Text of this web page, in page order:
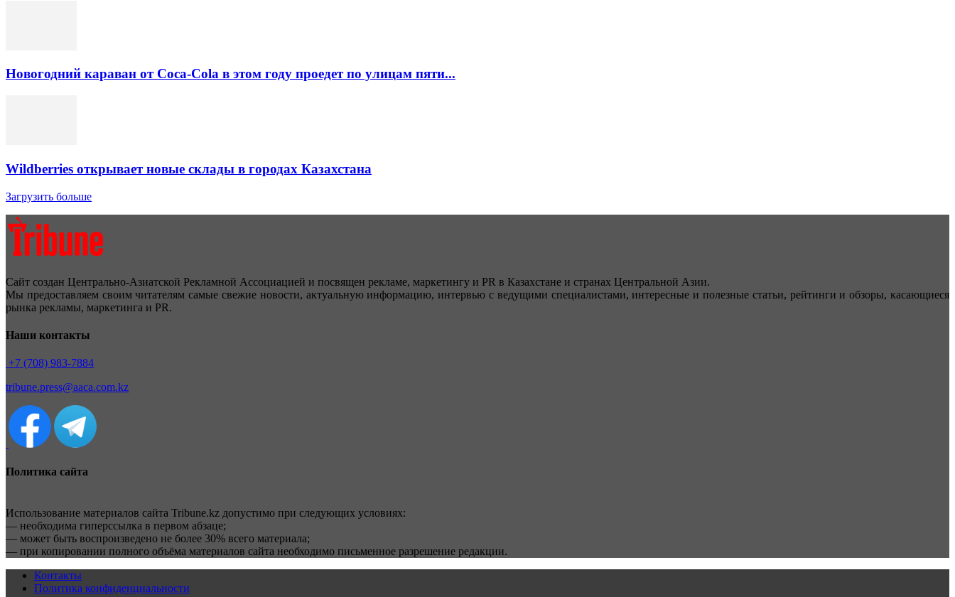
Новогодний караван от Coca-Cola в этом году проедет по улицам пяти...
Wildberries открывает новые склады в городах Казахстана
Загрузить больше
Сайт создан Центрально-Азиатской Рекламной Ассоциацией и посвящен рекламе, маркетингу и PR в Казахстане и странах Центральной Азии.
Мы предоставляем своим читателям самые свежие новости, актуальную информацию, интервью с ведущими специалистами, интересные и полезные статьи, рейтинги и обзоры, касающиеся
рынка рекламы, маркетинга и PR.
Наши контакты
+7 (708) 983-7884
tribune.press@aaca.com.kz
Политика сайта
Использование материалов сайта Tribune.kz допустимо при следующих условиях:
— необходима гиперссылка в первом абзаце;
— может быть воспроизведено не более 30% всего материала;
— при копировании полного объёма материалов сайта необходимо письменное разрешение редакции.
Контакты
Политика конфиденциальности